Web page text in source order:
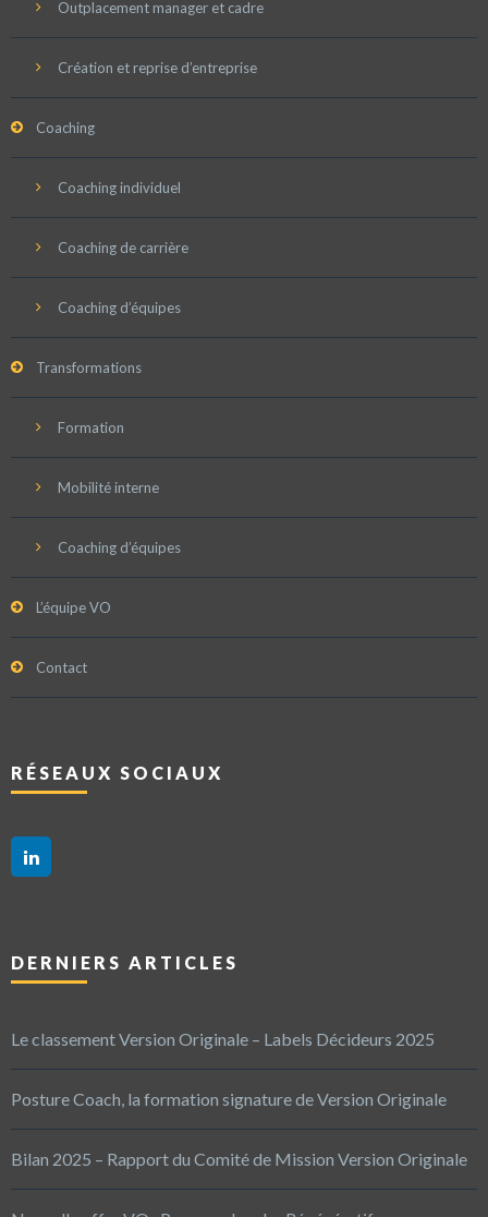
Outplacement manager et cadre
Création et reprise d’entreprise
Coaching
Coaching individuel
Coaching de carrière
Coaching d’équipes
Transformations
Formation
Mobilité interne
Coaching d’équipes
L’équipe VO
Contact
RÉSEAUX SOCIAUX
DERNIERS ARTICLES
Le classement Version Originale – Labels Décideurs 2025
Posture Coach, la formation signature de Version Originale
Bilan 2025 – Rapport du Comité de Mission Version Originale